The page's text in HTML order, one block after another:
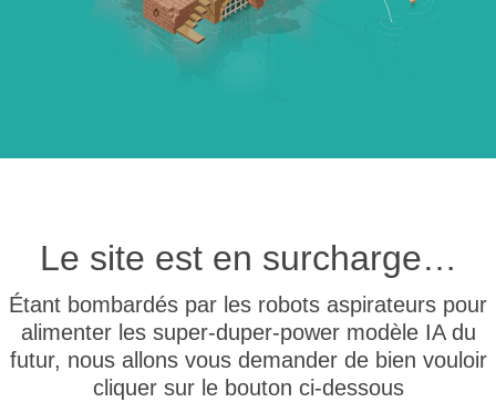
Le site est en surcharge…
Étant bombardés par les robots aspirateurs pour
alimenter les super-duper-power modèle IA du
futur, nous allons vous demander de bien vouloir
cliquer sur le bouton ci-dessous